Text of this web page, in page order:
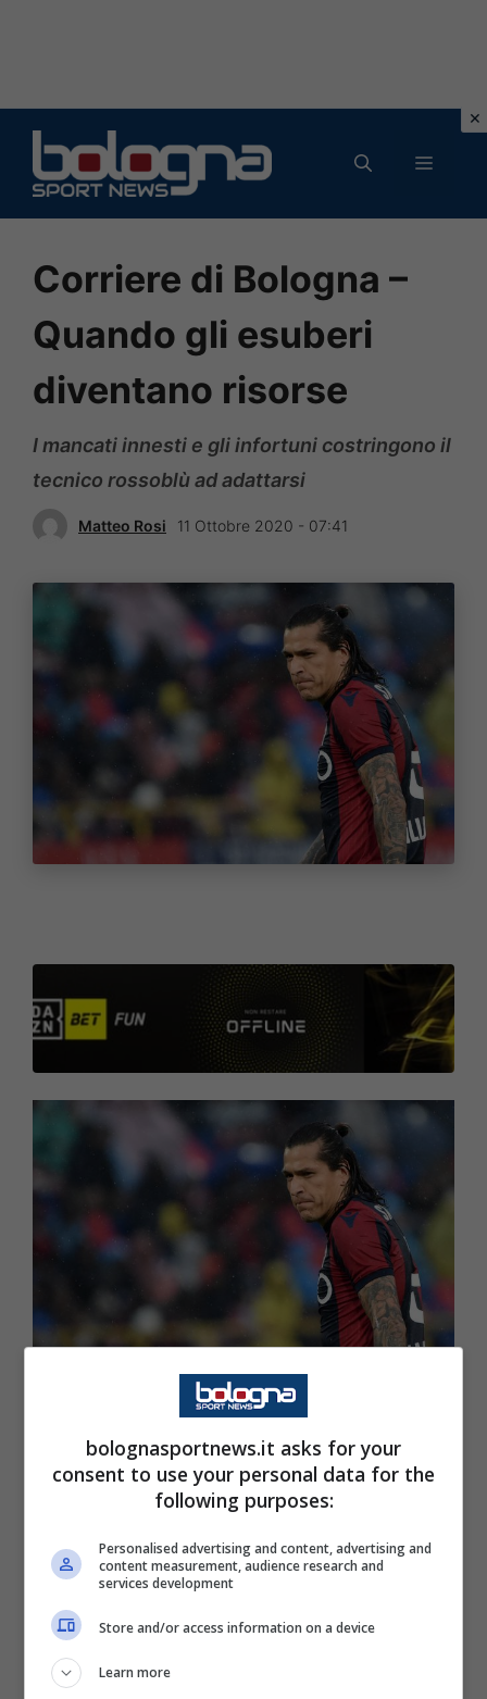
contenuto
MENU
Corriere di Bologna –
Quando gli esuberi
diventano risorse
I mancati innesti e gli infortuni costringono il
tecnico rossoblù ad adattarsi
Matteo Rosi 11 Ottobre 2020 - 07:41
Il destino di Santander, Paz, Kingsley e
Calabresi è, almeno fino a gennaio, legato a
quello del Bologna che dovrà usufruire delle
prestazioni di questi giocatori nonostante
esclusi dai meccanismi di Mihajlovic e hanno
bolognasportnews.it asks for your
consent to use your personal data for the
following purposes:
Personalised advertising and content, advertising and
content measurement, audience research and
services development
Store and/or access information on a device
Learn more